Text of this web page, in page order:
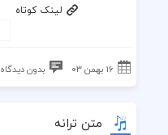
لینک کوتاه
۱۶ بهمن ۰۳ بدون دیدگاه
متن ترانه